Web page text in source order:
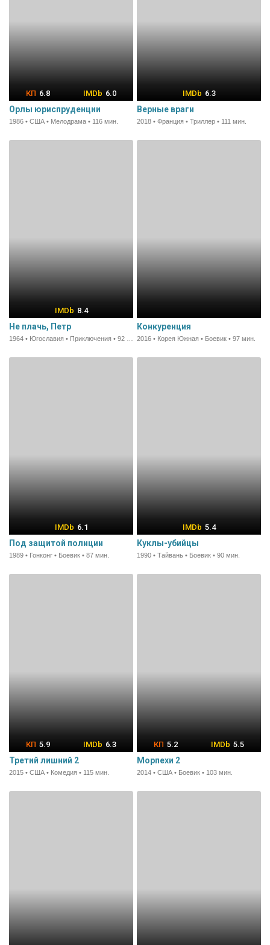
6.8 6.0
Орлы юриспруденции
1986 • США • Мелодрама • 116 мин.
6.3
Верные враги
2018 • Франция • Триллер • 111 мин.
8.4
Не плачь, Петр Конкуренция
2016 • Корея Южная • Боевик • 97 мин.
6.1
Под защитой полиции
1989 • Гонконг • Боевик • 87 мин.
5.4
Куклы-убийцы
1990 • Тайвань • Боевик • 90 мин.
5.9 6.3
Третий лишний 2
2015 • США • Комедия • 115 мин.
5.2 5.5
Морпехи 2
2014 • США • Боевик • 103 мин.